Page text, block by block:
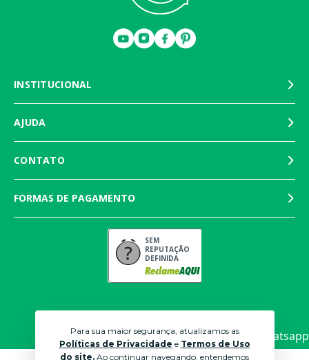
Para sua maior segurança, atualizamos as
Políticas de Privacidade e Termos de Uso
do site. Ao continuar navegando, entendemos
INSTITUCIONAL
AJUDA
CONTATO
FORMAS DE PAGAMENTO
SEM
REPUTAÇÃO
DEFINIDA